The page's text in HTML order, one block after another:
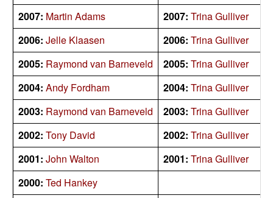
2007: Martin Adams 2007: Trina Gulliver
2006: Jelle Klaasen 2006: Trina Gulliver
2005: Raymond van Barneveld 2005: Trina Gulliver
2004: Andy Fordham 2004: Trina Gulliver
2003: Raymond van Barneveld 2003: Trina Gulliver
2002: Tony David 2002: Trina Gulliver
2001: John Walton 2001: Trina Gulliver
2000: Ted Hankey